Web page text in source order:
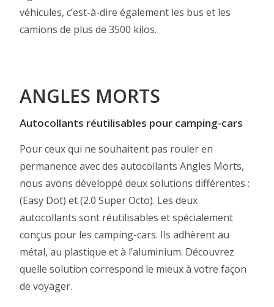
véhicules, c’est-à-dire également les bus et les
camions de plus de 3500 kilos.
ANGLES MORTS
Autocollants réutilisables pour camping-cars
Pour ceux qui ne souhaitent pas rouler en
permanence avec des autocollants Angles Morts,
nous avons développé deux solutions différentes :
(Easy Dot) et (2.0 Super Octo). Les deux
autocollants sont réutilisables et spécialement
conçus pour les camping-cars. Ils adhèrent au
métal, au plastique et à l’aluminium. Découvrez
quelle solution correspond le mieux à votre façon
de voyager.